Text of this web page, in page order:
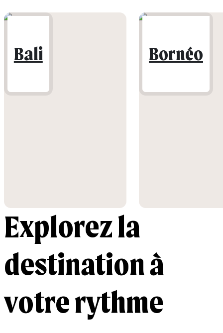
Bali Bornéo
Explorez la
destination à
votre rythme